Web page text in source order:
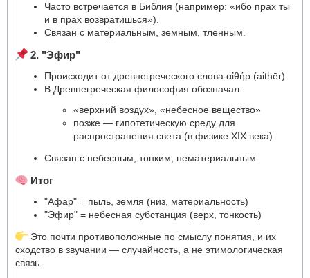
Часто встречается в Библия (например: «ибо прах ты
и в прах возвратишься»).
Связан с материальным, земным, тленным.
2. "Эфир"
Происходит от древнегреческого слова αἰθήρ (aithēr).
В Древнегреческая философия обозначал:
«верхний воздух», «небесное вещество»
позже — гипотетическую среду для
распространения света (в физике XIX века)
Связан с небесным, тонким, нематериальным.
Итог
"Афар" = пыль, земля (низ, материальность)
"Эфир" = небесная субстанция (верх, тонкость)
Это почти противоположные по смыслу понятия, и их
сходство в звучании — случайность, а не этимологическая
связь.